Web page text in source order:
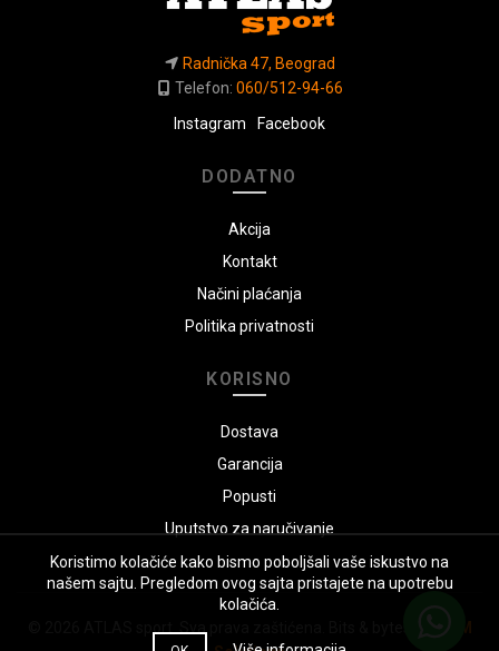
Radnička 47, Beograd
Telefon: 060/512-94-66
Instagram
Facebook
DODATNO
Akcija
Kontakt
Načini plaćanja
Politika privatnosti
KORISNO
Dostava
Garancija
Popusti
Uputstvo za naručivanje
GSM
Koristimo kolačiće kako bismo poboljšali vaše iskustvo na
našem sajtu. Pregledom ovog sajta pristajete na upotrebu
kolačića.